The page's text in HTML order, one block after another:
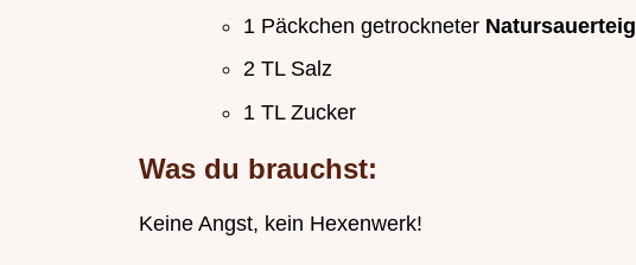
1 Päckchen getrockneter Natursauerteig
2 TL Salz
1 TL Zucker
Was du brauchst:
Keine Angst, kein Hexenwerk!